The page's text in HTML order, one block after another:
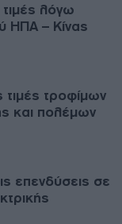
λόγω
ΗΠΑ – Κίνας
τροφίμων
και πολέμων
επενδύσεις σε